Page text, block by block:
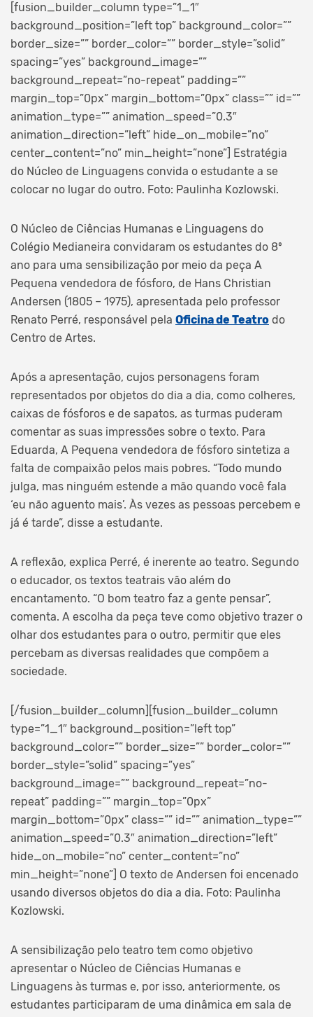
[fusion_builder_column type=”1_1″
background_position=”left top” background_color=””
border_size=”” border_color=”” border_style=”solid”
spacing=”yes” background_image=””
background_repeat=”no-repeat” padding=””
margin_top=”0px” margin_bottom=”0px” class=”” id=””
animation_type=”” animation_speed=”0.3″
animation_direction=”left” hide_on_mobile=”no”
center_content=”no” min_height=”none”]
Estratégia
do Núcleo de Linguagens convida o estudante a se
colocar no lugar do outro. Foto: Paulinha Kozlowski.
O Núcleo de Ciências Humanas e Linguagens do
Colégio Medianeira convidaram os estudantes do 8º
ano para uma sensibilização por meio da peça A
Pequena vendedora de fósforo, de Hans Christian
Andersen (1805 – 1975), apresentada pelo professor
Renato Perré, responsável pela Oficina de Teatro do
Centro de Artes.
Após a apresentação, cujos personagens foram
representados por objetos do dia a dia, como colheres,
caixas de fósforos e de sapatos, as turmas puderam
comentar as suas impressões sobre o texto. Para
Eduarda, A Pequena vendedora de fósforo sintetiza a
falta de compaixão pelos mais pobres. “Todo mundo
julga, mas ninguém estende a mão quando você fala
‘eu não aguento mais’. Às vezes as pessoas percebem e
já é tarde”, disse a estudante.
A reflexão, explica Perré, é inerente ao teatro. Segundo
o educador, os textos teatrais vão além do
encantamento. “O bom teatro faz a gente pensar”,
comenta. A escolha da peça teve como objetivo trazer o
olhar dos estudantes para o outro, permitir que eles
percebam as diversas realidades que compõem a
sociedade.
[/fusion_builder_column][fusion_builder_column
type=”1_1″ background_position=”left top”
background_color=”” border_size=”” border_color=””
border_style=”solid” spacing=”yes”
background_image=”” background_repeat=”no-
repeat” padding=”” margin_top=”0px”
margin_bottom=”0px” class=”” id=”” animation_type=””
animation_speed=”0.3″ animation_direction=”left”
hide_on_mobile=”no” center_content=”no”
min_height=”none”] O texto de Andersen foi encenado
usando diversos objetos do dia a dia. Foto: Paulinha
Kozlowski.
A sensibilização pelo teatro tem como objetivo
apresentar o Núcleo de Ciências Humanas e
Linguagens às turmas e, por isso, anteriormente, os
estudantes participaram de uma dinâmica em sala de